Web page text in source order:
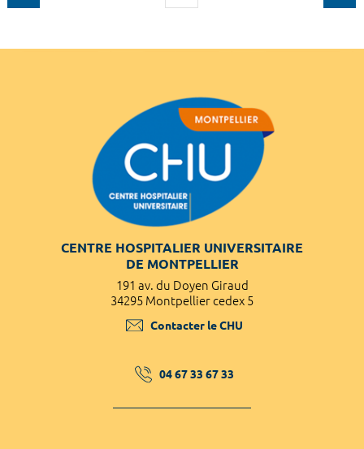
CENTRE HOSPITALIER UNIVERSITAIRE
DE MONTPELLIER
191 av. du Doyen Giraud
34295 Montpellier cedex 5
Contacter le CHU
04 67 33 67 33